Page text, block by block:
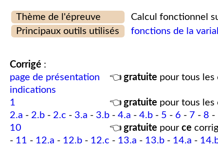
Thème de l'épreuve
Calcul fonctionnel
Principaux outils utilisés
fonctions de la
Corrigé :
page de présentation
👈 gratuite pour tous les
indications
1
👈 gratuite pour tous les
2.a - 2.b - 2.c - 3.a - 3.b - 4.a - 4.b - 5 - 6 - 7 - 8 -
10
👈 gratuite pour ce
- 11 - 12.a - 12.b - 12.c - 13.a - 13.b - 14.a -